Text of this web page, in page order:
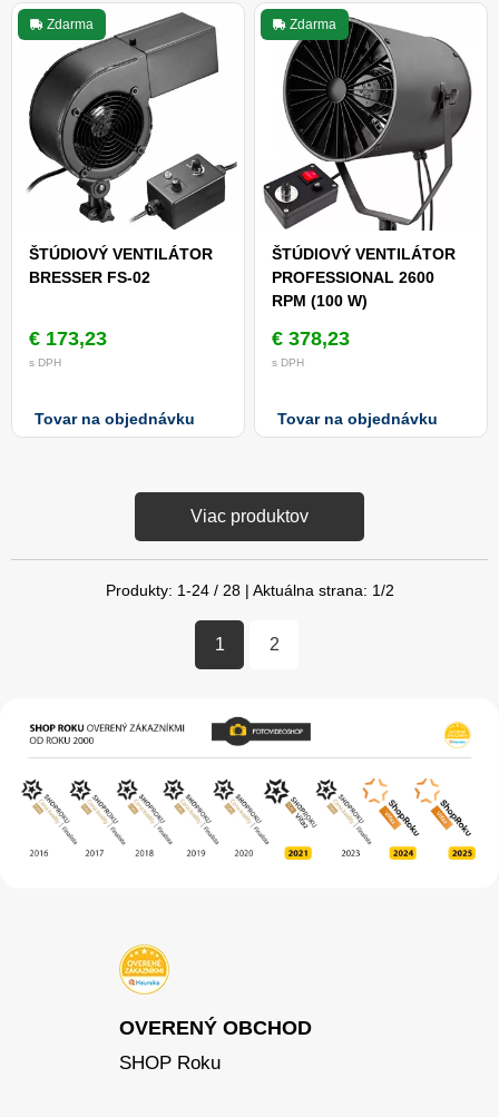
Zdarma
ŠTÚDIOVÝ VENTILÁTOR
BRESSER FS-02
€ 173,23
s DPH
Tovar na objednávku
Zdarma
ŠTÚDIOVÝ VENTILÁTOR
PROFESSIONAL 2600
RPM (100 W)
€ 378,23
s DPH
Tovar na objednávku
Viac produktov
Produkty: 1-24/ 28| Aktuálna strana: 1/2
1 2
OVERENÝ OBCHOD
SHOP Roku